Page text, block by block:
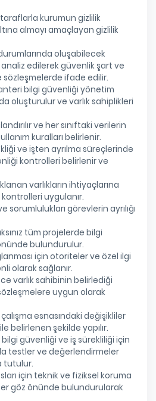
kurumun gizlilik
almayı amaçlayan gizlilik
oluşabilecek
edilerek güvenlik şart ve
ifade edilir.
bilgi güvenliği yönetim
oluşturulur ve varlık sahiplikleri
ve her sınıftaki verilerin
kuralları belirlenir.
ve işten ayrılma süreçlerinde
kontrolleri belirlenir ve
varlıkların ihtiyaçlarına
uygulanır.
sorumlulukları görevlerin ayrılığı
tüm projelerde bilgi
bulundurulur.
için otoriteler ve özel ilgi
olarak sağlanır.
varlık sahibinin belirlediği
uygun olarak
esnasındaki değişikliler
belirlenen şekilde yapılır.
güvenliği ve iş sürekliliği için
testler ve değerlendirmeler
tutulur.
için teknik ve fiziksel koruma
göz önünde bulundurularak